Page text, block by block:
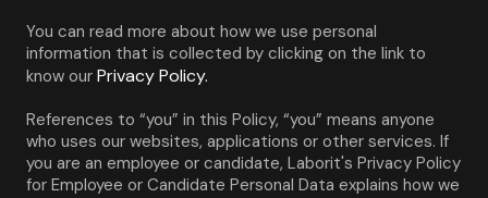
You can read more about how we use personal
information that is collected by clicking on the link to
know our Privacy Policy.
References to “you” in this Policy, “you” means anyone
who uses our websites, applications or other services. If
you are an employee or candidate, Laborit's Privacy Policy
for Employee or Candidate Personal Data explains how we